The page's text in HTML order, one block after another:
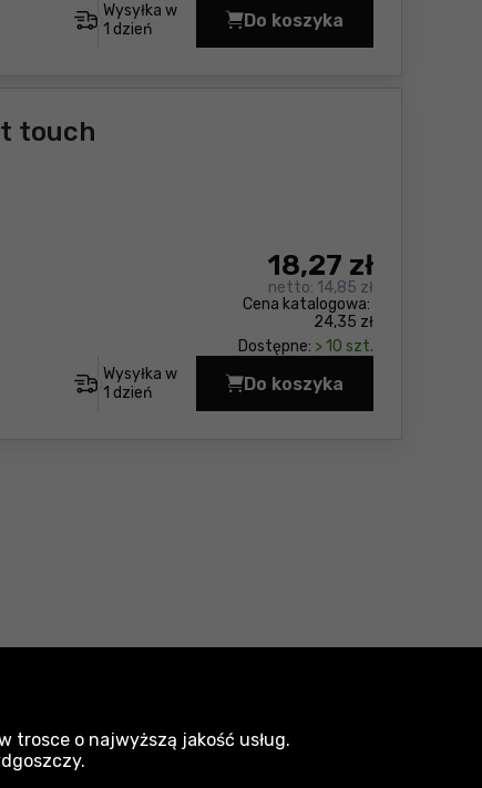
Wysyłka w
1 dzień
Do koszyka
Wkrętak płaski
touch
Cena katalogowa:
24,35 zł
18,27 zł
netto: 14,85 zł
Dostępne: > 10 szt.
Wysyłka w
1 dzień
Do koszyka
Wkrętak płaski
ręczne Proline
trosce o najwyższą jakość usług.